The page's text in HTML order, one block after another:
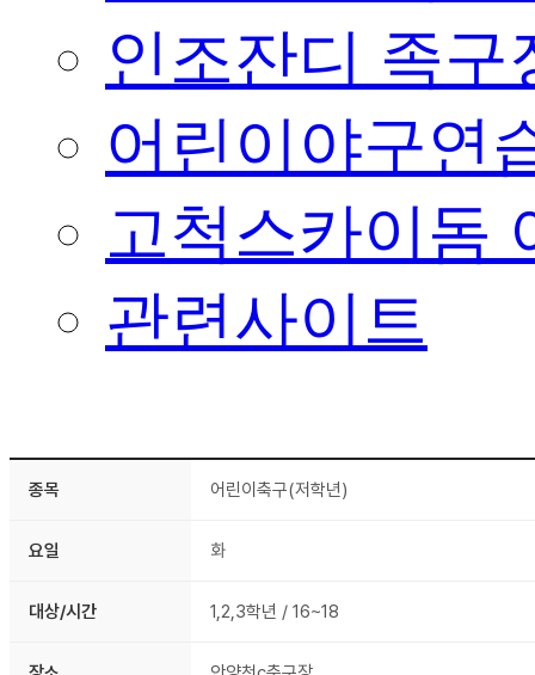
인조잔디 족구
어린이야구연
고척스카이돔
관련사이트
종목 어린이축구(저학년)
요일 화
대상/시간 1,2,3학년 / 16~18